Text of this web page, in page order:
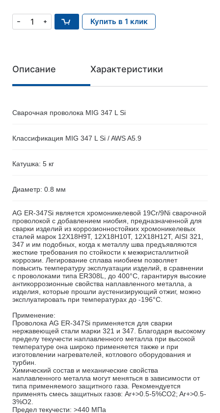
Купить в 1 клик
Описание Характеристики
Сварочная проволока MIG 347 L Si
Классификация MIG 347 L Si / AWS A5.9
Катушка: 5 кг
Диаметр: 0.8 мм
AG ER-347Si является хромоникелевой 19Сr/9Ni сварочной
проволокой с добавлением ниобия, предназначенной для
сварки изделий из коррозионностойких хромоникелевых
сталей марок 12Х18Н9Т, 12Х18Н10Т, 12Х18Н12Т, AISI 321,
347 и им подобных, когда к металлу шва предъявляются
жесткие требования по стойкости к межкристаллитной
коррозии. Легирование сплава ниобием позволяет
повысить температуру эксплуатации изделий, в сравнении
с проволоками типа ER308L, до 400°С, гарантируя высокие
антикоррозионные свойства наплавленного металла, а
изделия, которые прошли аустенизирующий отжиг, можно
эксплуатировать при температурах до -196°С.
Применение:
Проволока AG ER-347Si применяется для сварки
нержавеющей стали марки 321 и 347. Благодаря высокому
пределу текучести наплавленного металла при высокой
температуре она широко применяется также и при
изготовлении нагревателей, котлового оборудования и
турбин.
Химический состав и механические свойства
наплавленного металла могут меняться в зависимости от
типа применяемого защитного газа. Рекомендуется
применять смесь защитных газов: Ar+>0.5-5%CO2; Ar+>0.5-
3%O2.
Предел текучести: >440 МПа